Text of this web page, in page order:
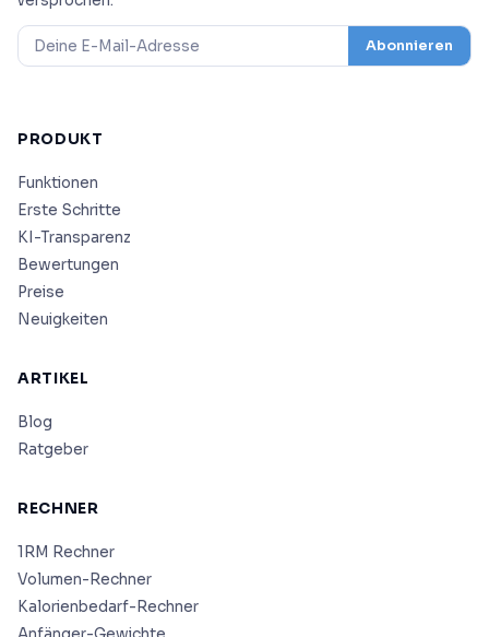
Abonnieren
PRODUKT
Funktionen
Erste Schritte
KI-Transparenz
Bewertungen
Preise
Neuigkeiten
ARTIKEL
Blog
Ratgeber
RECHNER
1RM Rechner
Volumen-Rechner
Kalorienbedarf-Rechner